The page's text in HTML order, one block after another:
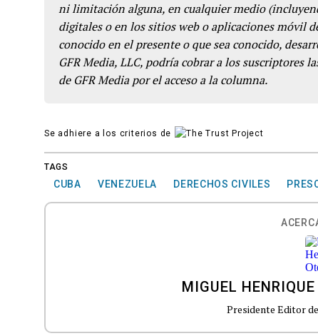
ni limitación alguna, en cualquier medio
digitales o en los sitios web o aplicaciones móvil
conocido en el presente o que sea conocido,
GFR Media, LLC, podría cobrar a los suscriptores
de GFR Media por el acceso a la columna.
Se adhiere a los criterios de
TAGS
CUBA VENEZUELA DERECHOS CIVILES
MIGUEL
Presidente Editor